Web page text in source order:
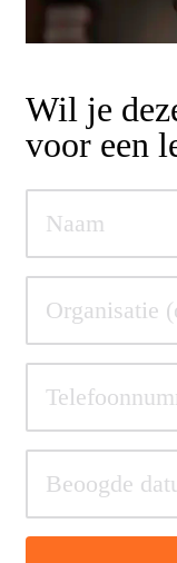
Wil je
voor een